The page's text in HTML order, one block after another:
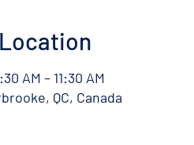
AM – 11:30 AM
QC, Canada